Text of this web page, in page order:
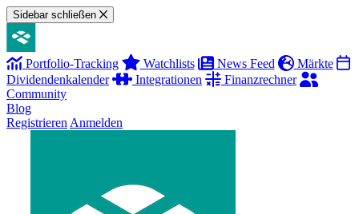
Sidebar schließen
Portfolio-Tracking Watchlists News Feed
Märkte
Dividendenkalender
Integrationen
Finanzrechner
Community
Blog
Registrieren Anmelden